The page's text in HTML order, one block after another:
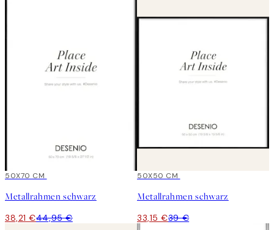
15%*
50X70 CM
Metallrahmen schwarz
38,21 €44,95 €
15%*
50X50 CM
Metallrahmen schwarz
33,15 €39 €